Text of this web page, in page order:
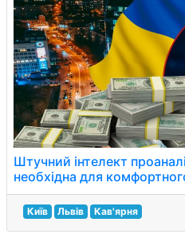
Штучний інтелект
необхідна для
Київ Львів Кав'ярня